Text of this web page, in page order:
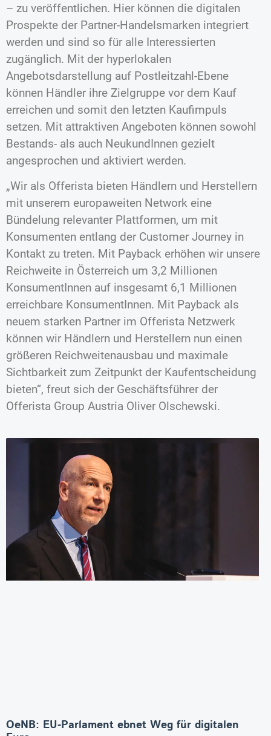
– zu veröffentlichen. Hier können die digitalen
Prospekte der Partner-Handelsmarken integriert
werden und sind so für alle Interessierten
zugänglich. Mit der hyperlokalen
Angebotsdarstellung auf Postleitzahl-Ebene
können Händler ihre Zielgruppe vor dem Kauf
erreichen und somit den letzten Kaufimpuls
setzen. Mit attraktiven Angeboten können sowohl
Bestands- als auch NeukundInnen gezielt
angesprochen und aktiviert werden.
„Wir als Offerista bieten Händlern und Herstellern
mit unserem europaweiten Network eine
Bündelung relevanter Plattformen, um mit
Konsumenten entlang der Customer Journey in
Kontakt zu treten. Mit Payback erhöhen wir unsere
Reichweite in Österreich um 3,2 Millionen
KonsumentInnen auf insgesamt 6,1 Millionen
erreichbare KonsumentInnen. Mit Payback als
neuem starken Partner im Offerista Netzwerk
können wir Händlern und Herstellern nun einen
größeren Reichweitenausbau und maximale
Sichtbarkeit zum Zeitpunkt der Kaufentscheidung
bieten“, freut sich der Geschäftsführer der
Offerista Group Austria Oliver Olschewski.
OeNB: EU-Parlament ebnet Weg für digitalen